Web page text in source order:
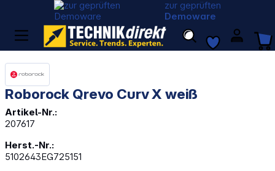
zur geprüften
Demoware
Roborock Qrevo Curv X weiß
Artikel-Nr.:
207617
Herst.-Nr.:
5102643EG725151